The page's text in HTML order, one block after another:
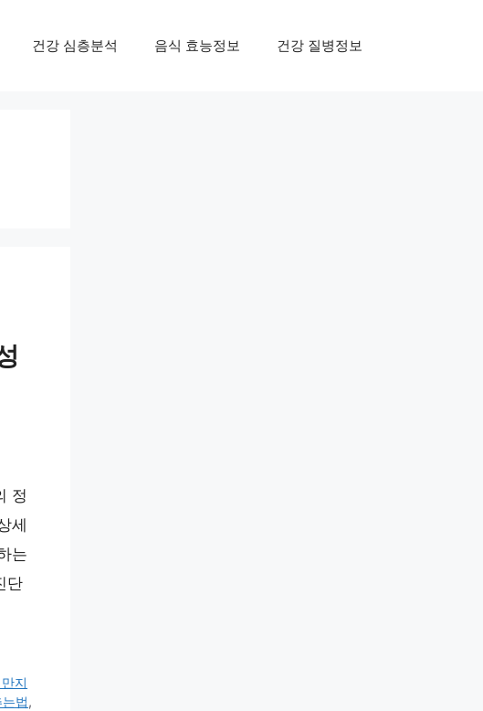
건강 심층분석 음식 효능정보 건강 질병정보
정
세
는
단
지
법,